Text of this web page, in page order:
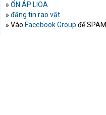
» ỔN ÁP LIOA
» đăng tin rao vặt
» Vào Facebook Group để SPAM